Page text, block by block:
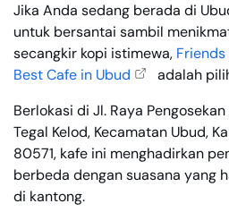
Jika Anda sedang berada di
untuk bersantai sambil
secangkir kopi istimewa,
Best Cafe in Ubud
adalah
Berlokasi di Jl. Raya
Tegal Kelod, Kecamatan Ubud,
80571, kafe ini menghadirkan
berbeda dengan suasana yang
di kantong.